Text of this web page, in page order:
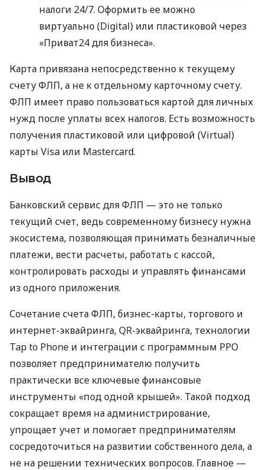
налоги 24/7. Оформить ее можно
виртуально (Digital) или пластиковой через
«Приват24 для бизнеса».
Карта привязана непосредственно к текущему
счету ФЛП, а не к отдельному карточному счету.
ФЛП имеет право пользоваться картой для личных
нужд после уплаты всех налогов. Есть возможность
получения пластиковой или цифровой (Virtual)
карты Visa или Mastercard.
Вывод
Банковский сервис для ФЛП — это не только
текущий счет, ведь современному бизнесу нужна
экосистема, позволяющая принимать безналичные
платежи, вести расчеты, работать с кассой,
контролировать расходы и управлять финансами
из одного приложения.
Сочетание счета ФЛП, бизнес-карты, торгового и
интернет-эквайринга, QR-эквайринга, технологии
Tap to Phone и интеграции с программным РРО
позволяет предпринимателю получить
практически все ключевые финансовые
инструменты «под одной крышей». Такой подход
сокращает время на администрирование,
упрощает учет и помогает предпринимателям
сосредоточиться на развитии собственного дела, а
не на решении технических вопросов. Главное —